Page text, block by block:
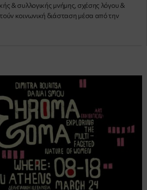
& συλλογικής μνήμης, σχέσης λόγου &
κοινωνική διάσταση μέσα από την